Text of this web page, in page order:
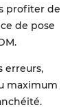
profiter de
de pose
erreurs,
maximum